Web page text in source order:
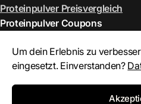
Um dein Erlebnis zu
eingesetzt. Einverstanden?
Proteinpulver Preisvergleich
Proteinpulver Coupons
More Rabattcode August 2026
MyProtein Rabattcode August
Bulk Rabattcode August 2026